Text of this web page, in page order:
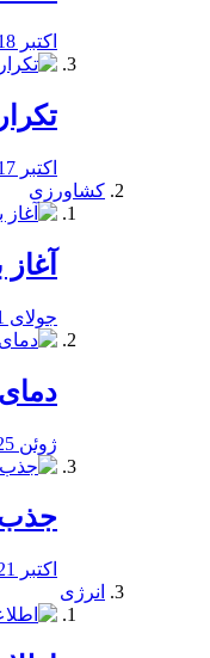
اکتبر 18, 2019
اکتبر 17, 2019
کشاورزی
جولای 1, 2020
ژوئن 25, 2020
جذب
اکتبر 21, 2019
انرژی